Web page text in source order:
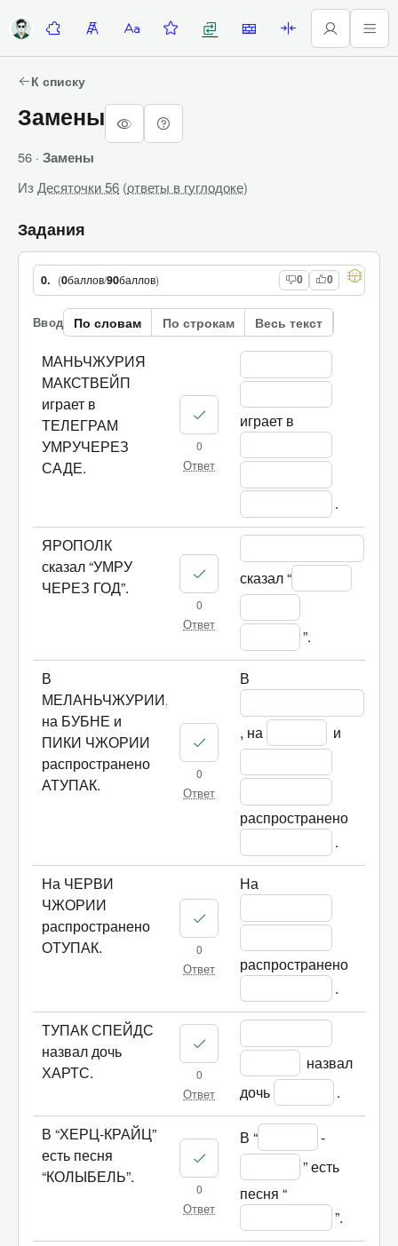
ДесяточкиЛесенкаАлфавиткаЗадание недели
ЗаменыСтеныПалиндромы
К списку
Замены
56 · Замены
ИзДесяточки 56 (ответы в гуглодоке)
Задания
0. (0баллов/90баллов) 0 0
Ввод По словам По строкам Весь текст
МАНЬЧЖУРИЯ
МАКСТВЕЙП
играет в
ТЕЛЕГРАМ
УМРУЧЕРЕЗ
САДЕ.
0
Ответ
играет в
.
ЯРОПОЛК
сказал “УМРУ
ЧЕРЕЗ ГОД”.
0
Ответ
сказал “
”.
В
МЕЛАНЬЧЖУРИИ,
на БУБНЕ и
ПИКИ ЧЖОРИИ
распространено
АТУПАК.
0
Ответ
В
, на и
распространено
.
На ЧЕРВИ
ЧЖОРИИ
распространено
ОТУПАК.
0
Ответ
На
распространено
.
ТУПАК СПЕЙДС
назвал дочь
ХАРТС.
0
Ответ
назвал
дочь
.
В “ХЕРЦ-КРАЙЦ”
есть песня
“КОЛЫБЕЛЬ”.
0
Ответ
В “
-
” есть
песня “
”.